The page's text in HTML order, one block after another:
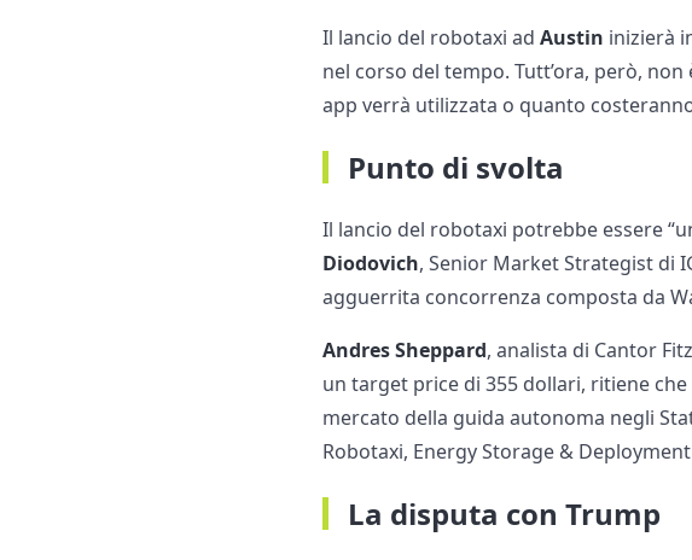
Il lancio del robotaxi adAustin inizierà
nel corso del tempo. Tutt’ora, però,
app verrà utilizzata o quanto
Punto di svolta
Il lancio del robotaxi potrebbe essere
Diodovich, Senior Market Strategist di
agguerrita concorrenza composta da
Andres Sheppard, analista di Cantor
un target price di 355 dollari, ritiene
mercato della guida autonoma negli
Robotaxi, Energy Storage &
La disputa con Trump